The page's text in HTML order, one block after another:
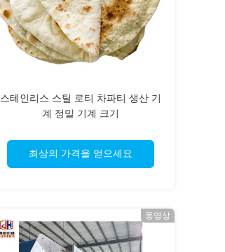
스테인리스 스틸 로티 차파티 생산 기
계 정밀 기계 크기
최상의 가격을 얻으세요
동영상